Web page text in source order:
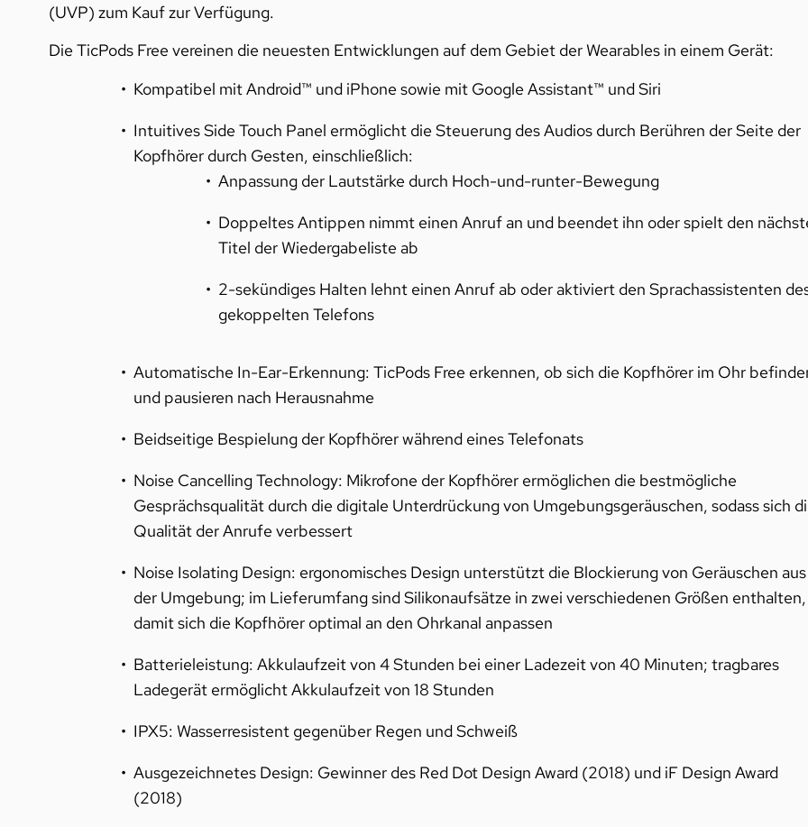
(UVP) zum Kauf zur Verfügung.
Die TicPods Free vereinen die neuesten Entwicklungen auf dem Gebiet der Wearables in einem Gerät:
Kompatibel mit Android™ und iPhone sowie mit Google Assistant™ und Siri
Intuitives Side Touch Panel ermöglicht die Steuerung des Audios durch Berühren der Seite der
Kopfhörer durch Gesten, einschließlich:
Anpassung der Lautstärke durch Hoch-und-runter-Bewegung
Doppeltes Antippen nimmt einen Anruf an und beendet ihn oder spielt den
Titel der Wiedergabeliste ab
2-sekündiges Halten lehnt einen Anruf ab oder aktiviert den Sprachassistenten
gekoppelten Telefons
Automatische In-Ear-Erkennung: TicPods Free erkennen, ob sich die Kopfhörer im Ohr
und pausieren nach Herausnahme
Beidseitige Bespielung der Kopfhörer während eines Telefonats
Noise Cancelling Technology: Mikrofone der Kopfhörer ermöglichen die bestmögliche
Gesprächsqualität durch die digitale Unterdrückung von Umgebungsgeräuschen, sodass sich
Qualität der Anrufe verbessert
Noise Isolating Design: ergonomisches Design unterstützt die Blockierung von Geräuschen aus
der Umgebung; im Lieferumfang sind Silikonaufsätze in zwei verschiedenen Größen enthalten,
damit sich die Kopfhörer optimal an den Ohrkanal anpassen
Batterieleistung: Akkulaufzeit von 4 Stunden bei einer Ladezeit von 40 Minuten; tragbares
Ladegerät ermöglicht Akkulaufzeit von 18 Stunden
IPX5: Wasserresistent gegenüber Regen und Schweiß
Ausgezeichnetes Design: Gewinner des Red Dot Design Award (2018) und iF Design Award
(2018)